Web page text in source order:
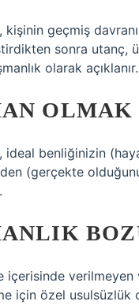
kişinin geçmiş
sonra utanç,
olarak açıklanır.
OLMAK
ideal benliğinizin
(gerçekte
içerisinde
için özel usulsüzlük